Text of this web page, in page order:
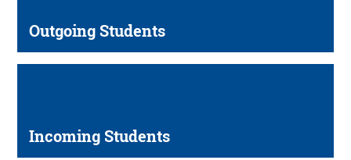
Outgoing Students
Incoming Students